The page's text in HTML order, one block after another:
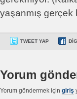
yaşanmış gerçek
TWEET YAP
Yorum
Yorum göndermek için giriş